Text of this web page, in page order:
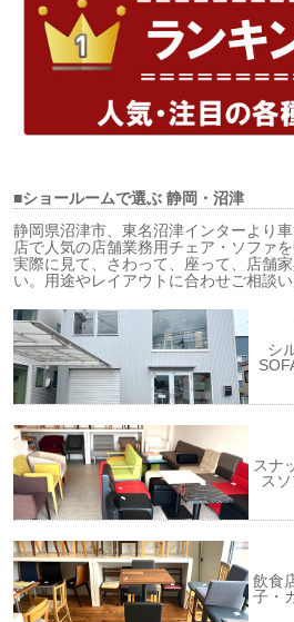
■ショールームで選ぶ静岡・沼津
静岡県沼津市、東名沼津インターより
店で人気の店舗業務用チェア・ソファ
実際に見て、さわって、座って、店舗
い。用途やレイアウトに合わせご相談い
シ
スナ
ス
飲食
子・